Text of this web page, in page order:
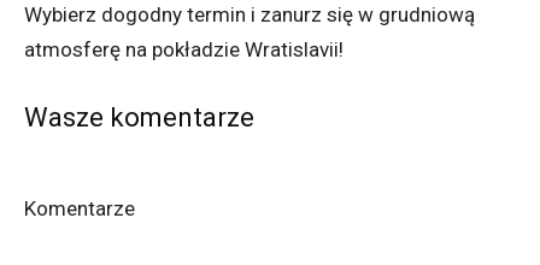
Wybierz dogodny termin i zanurz się w grudniową
atmosferę na pokładzie Wratislavii!
Wasze komentarze
Komentarze